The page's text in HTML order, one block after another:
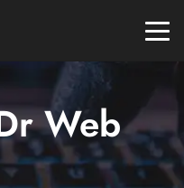
Web